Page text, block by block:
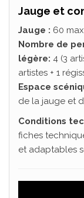
Jauge et
Jauge : 60
Nombre de
légère: 4 (3
artistes + 1
Espace
de la jauge et
Conditions
fiches
et adaptables